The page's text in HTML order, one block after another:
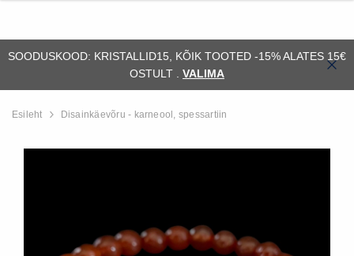
SOODUSKOOD: KRISTALLID15, KÕIK TOOTED -15% ALATES 15€
OSTULT . VALIMA
Esileht Disainkäevõru - karneool, spessartiin